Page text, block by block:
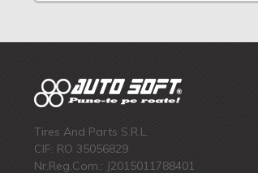
Tires And Parts S.R.L.
CIF: RO 35056829
Nr.Reg.Com.: J2015011788401